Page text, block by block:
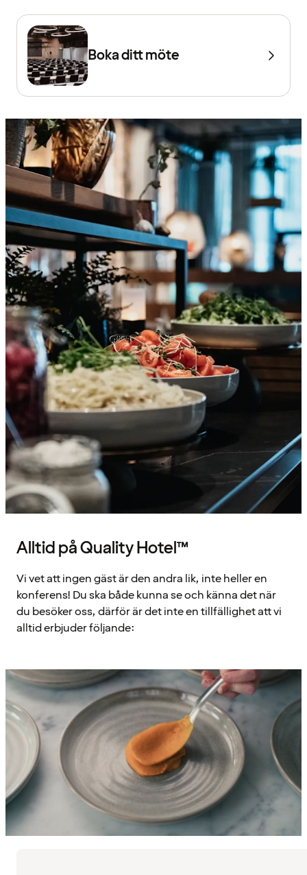
Boka ditt möte
Alltid på Quality Hotel™
Vi vet att ingen gäst är den andra lik, inte heller en
konferens! Du ska både kunna se och känna det när
du besöker oss, därför är det inte en tillfällighet att vi
alltid erbjuder följande: